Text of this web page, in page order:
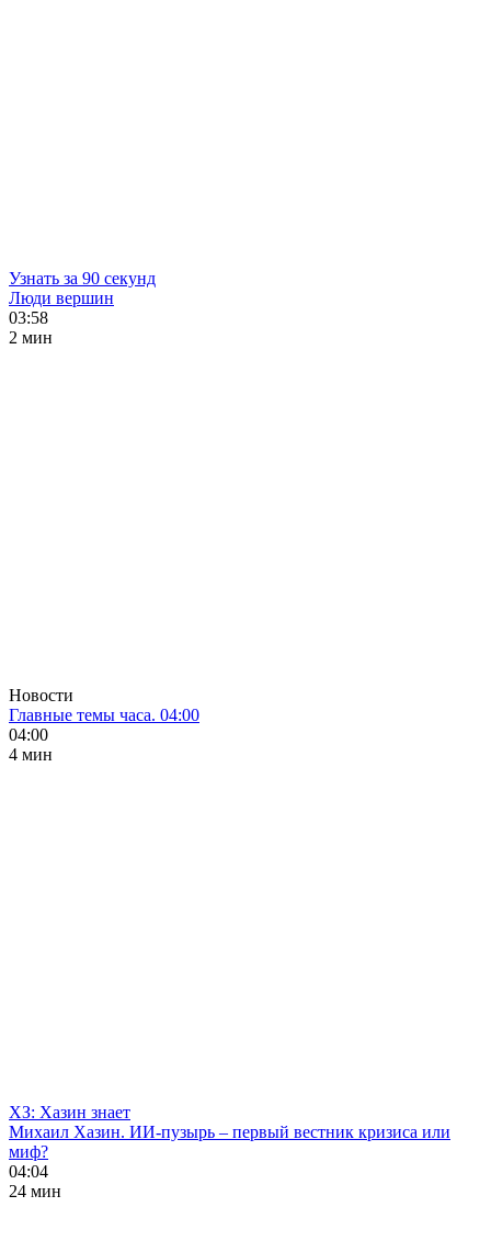
Узнать за 90 секунд
Люди вершин
03:58
2 мин
Новости
Главные темы часа. 04:00
04:00
4 мин
ХЗ: Хазин знает
Михаил Хазин. ИИ-пузырь – первый вестник кризиса или
миф?
04:04
24 мин